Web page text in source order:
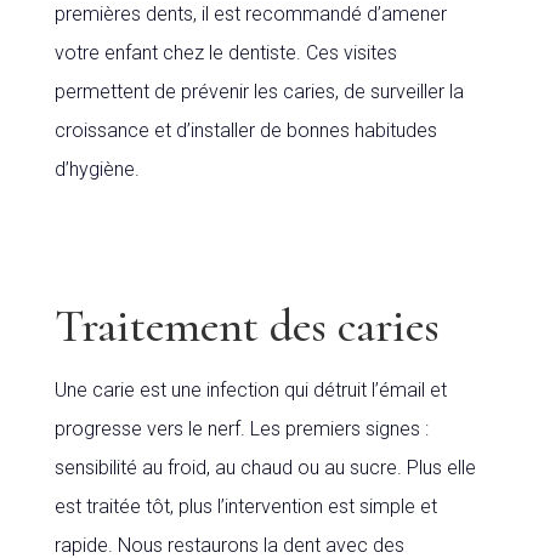
premières dents, il est recommandé d’amener
votre enfant chez le dentiste. Ces visites
permettent de prévenir les caries, de surveiller la
croissance et d’installer de bonnes habitudes
d’hygiène.
Traitement des caries
Une carie est une infection qui détruit l’émail et
progresse vers le nerf. Les premiers signes :
sensibilité au froid, au chaud ou au sucre. Plus elle
est traitée tôt, plus l’intervention est simple et
rapide. Nous restaurons la dent avec des